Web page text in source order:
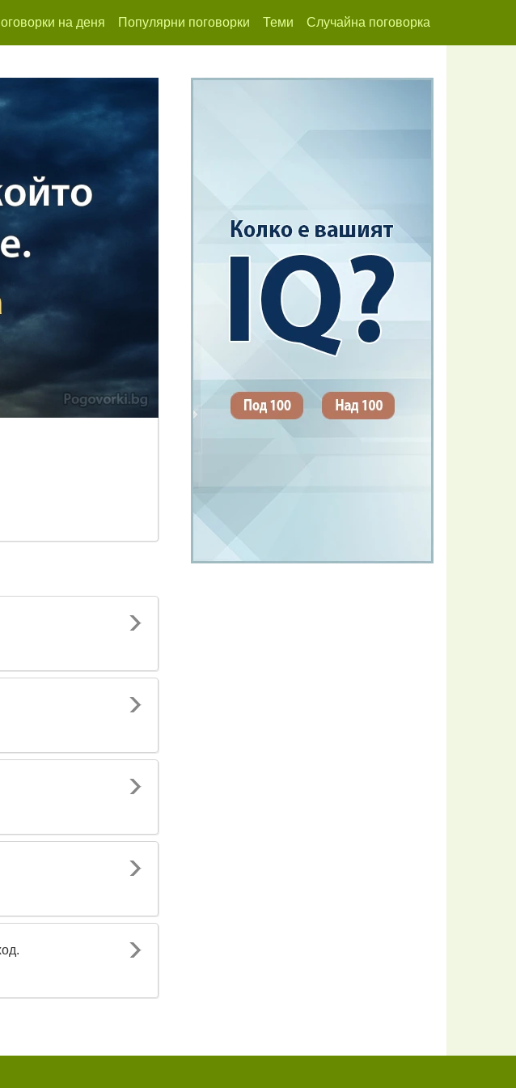
на деня Популярни поговорки Теми Случайна поговорка